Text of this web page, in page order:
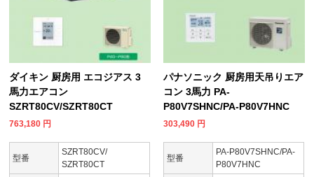
ダイキン 厨房用 エコジアス 3
馬力エアコン
SZRT80CV/SZRT80CT
763,180 円
型番
SZRT80CV/
SZRT80CT
パナソニック 厨房用天吊りエア
コン 3馬力 PA-
P80V7SHNC/PA-P80V7HNC
303,490 円
型番
PA-P80V7SHNC/PA-
P80V7HNC